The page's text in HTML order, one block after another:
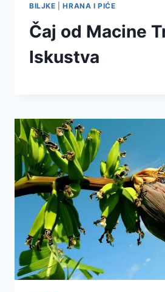
BILJKE |HRANA I PIĆE
Čaj od Macine
Iskustva